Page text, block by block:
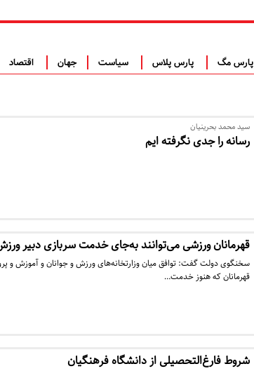
پارس مگ پارس پلاس سیاست جهان اقتصاد
سید محمد بحرینیان
رسانه را جدی نگرفته ایم
قهرمانان ورزشی می‌توانند به‌جای خدمت سربازی دبیر
سخنگوی دولت گفت: توافق میان وزارتخانه‌های ورزش و جوانان و آموزش
قهرمانان که هنوز خدمت…
شروط فارغ‌التحصیلی از دانشگاه فرهنگیان